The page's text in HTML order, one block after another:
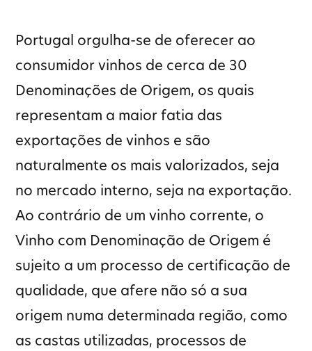
Portugal orgulha-se de oferecer ao
consumidor vinhos de cerca de 30
Denominações de Origem, os quais
representam a maior fatia das
exportações de vinhos e são
naturalmente os mais valorizados, seja
no mercado interno, seja na exportação.
Ao contrário de um vinho corrente, o
Vinho com Denominação de Origem é
sujeito a um processo de certificação de
qualidade, que afere não só a sua
origem numa determinada região, como
as castas utilizadas, processos de